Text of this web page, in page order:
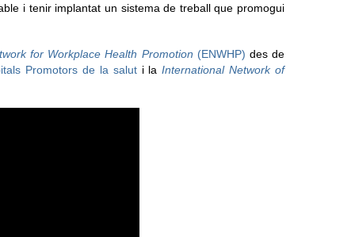
i tenir implantat un sistema de treball que promogui
for Workplace Health Promotion (ENWHP) des de
Promotors de la saluti laInternational Network of